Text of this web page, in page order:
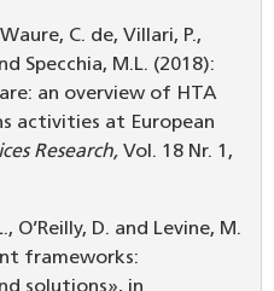
C. de, Villari, P.,
Specchia, M.L. (2018):
an overview of HTA
activities at European
Research, Vol. 18 Nr. 1,
O’Reilly, D. and Levine, M.
frameworks:
solutions», in